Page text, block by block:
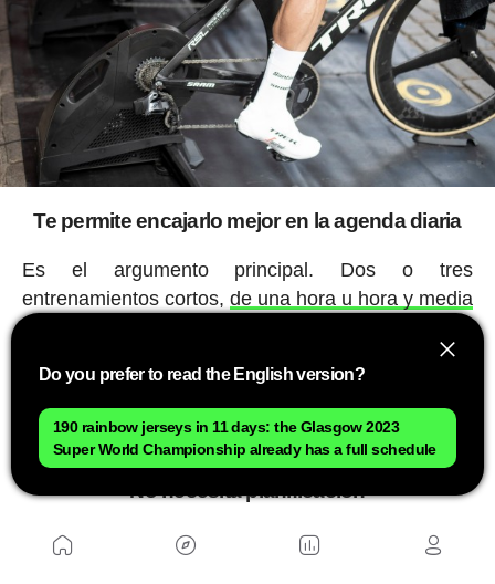
Te permite encajarlo mejor en la agenda diaria
Es el argumento principal. Dos o tres
entrenamientos cortos, de una hora u hora y media
atareada de cualquier persona que tiene un
empleo distinto al ciclismo. Es fácil escaparse una
horita, pero mucho más difícil escabullirse de las
obligaciones durante una mañana completa.
No necesita planificación
Salir en entrenamientos asiduos pero cortos
Do you prefer to read the English version?
190 rainbow jerseys in 11 days: the Glasgow 2023
Super World Championship already has a full schedule